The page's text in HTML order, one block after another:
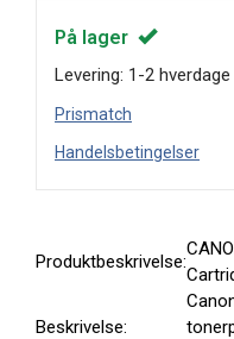
På lager
Levering: 1-2
Prismatch
Handelsbetingelser
Produktbeskrivelse:
Beskrivelse: